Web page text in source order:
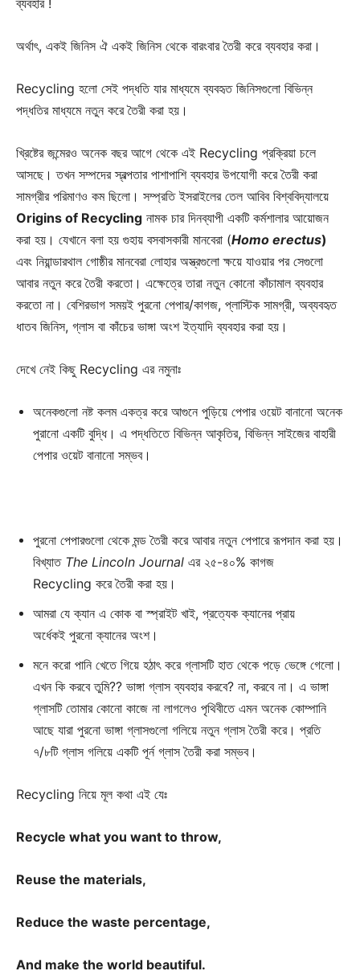
অর্থাৎ, একই জিনিস ঐ একই জিনিস থেকে বারংবার তৈরী করে ব্যবহার করা।
Recycling হলো সেই পদ্ধতি যার মাধ্যমে ব্যবহৃত জিনিসগুলো বিভিন্ন
পদ্ধতির মাধ্যমে নতুন করে তৈরী করা হয়।
খ্রিষ্টের জন্মেরও অনেক বছর আগে থেকে এই Recycling প্রক্রিয়া চলে
আসছে। তখন সম্পদের স্বল্পতার পাশাপাশি ব্যবহার উপযোগী করে তৈরী করা
সামগ্রীর পরিমাণও কম ছিলো। সম্প্রতি ইসরাইলের তেল আবিব বিশ্ববিদ্যালয়ে
Origins of Recycling নামক চার দিনব্যাপী একটি কর্মশালার আয়োজন
করা হয়। যেখানে বলা হয় গুহায় বসবাসকারী মানবেরা (Homo erectus)
এবং নিয়ান্ডারথাল গোষ্ঠীর মানবেরা লোহার অস্ত্রগুলো ক্ষয়ে যাওয়ার পর সেগুলো
আবার নতুন করে তৈরী করতো। এক্ষেত্রে তারা নতুন কোনো কাঁচামাল ব্যবহার
করতো না। বেশিরভাগ সময়ই পুরনো পেপার/কাগজ, প্লাস্টিক সামগ্রী, অব্যবহৃত
ধাতব জিনিস, গ্লাস বা কাঁচের ভাঙ্গা অংশ ইত্যাদি ব্যবহার করা হয়।
দেখে নেই কিছু Recycling এর নমুনাঃ
অনেকগুলো নষ্ট কলম একত্র করে আগুনে পুড়িয়ে পেপার ওয়েট বানানো অনেক
পুরানো একটি বুদ্ধি। এ পদ্ধতিতে বিভিন্ন আকৃতির, বিভিন্ন সাইজের বাহারী
পেপার ওয়েট বানানো সম্ভব।
পুরনো পেপারগুলো থেকে মন্ড তৈরী করে আবার নতুন পেপারে রূপদান করা হয়।
বিখ্যাত The Lincoln Journal এর ২৫-৪০% কাগজ
Recycling করে তৈরী করা হয়।
আমরা যে ক্যান এ কোক বা স্প্রাইট খাই, প্রত্যেক ক্যানের প্রায়
অর্ধেকই পুরনো ক্যানের অংশ।
মনে করো পানি খেতে গিয়ে হঠাৎ করে গ্লাসটি হাত থেকে পড়ে ভেঙ্গে গেলো।
এখন কি করবে তুমি?? ভাঙ্গা গ্লাস ব্যবহার করবে? না, করবে না। এ ভাঙ্গা
গ্লাসটি তোমার কোনো কাজে না লাগলেও পৃথিবীতে এমন অনেক কোম্পানি
আছে যারা পুরনো ভাঙ্গা গ্লাসগুলো গলিয়ে নতুন গ্লাস তৈরী করে। প্রতি
৭/৮টি গ্লাস গলিয়ে একটি পূর্ন গ্লাস তৈরী করা সম্ভব।
Recycling নিয়ে মূল কথা এই যেঃ
Recycle what you want to throw,
Reuse the materials,
Reduce the waste percentage,
And make the world beautiful.